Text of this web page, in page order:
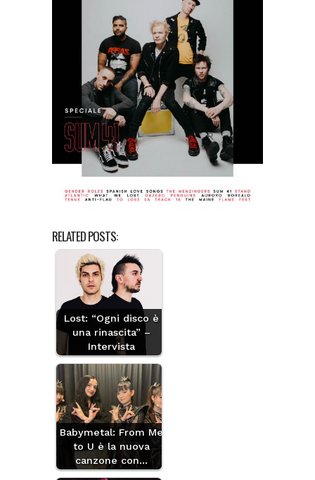
RELATED POSTS:
Lost: “Ogni disco è
una rinascita” –
Intervista
Babymetal: From Me
to U è la nuova
canzone con…